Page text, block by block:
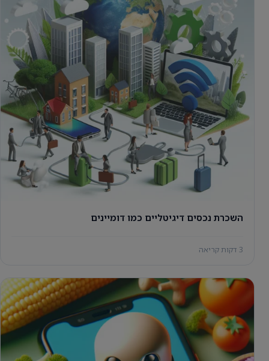
השכרת נכסים דיגיטליים כמו דומיינים
3 דקות קריאה